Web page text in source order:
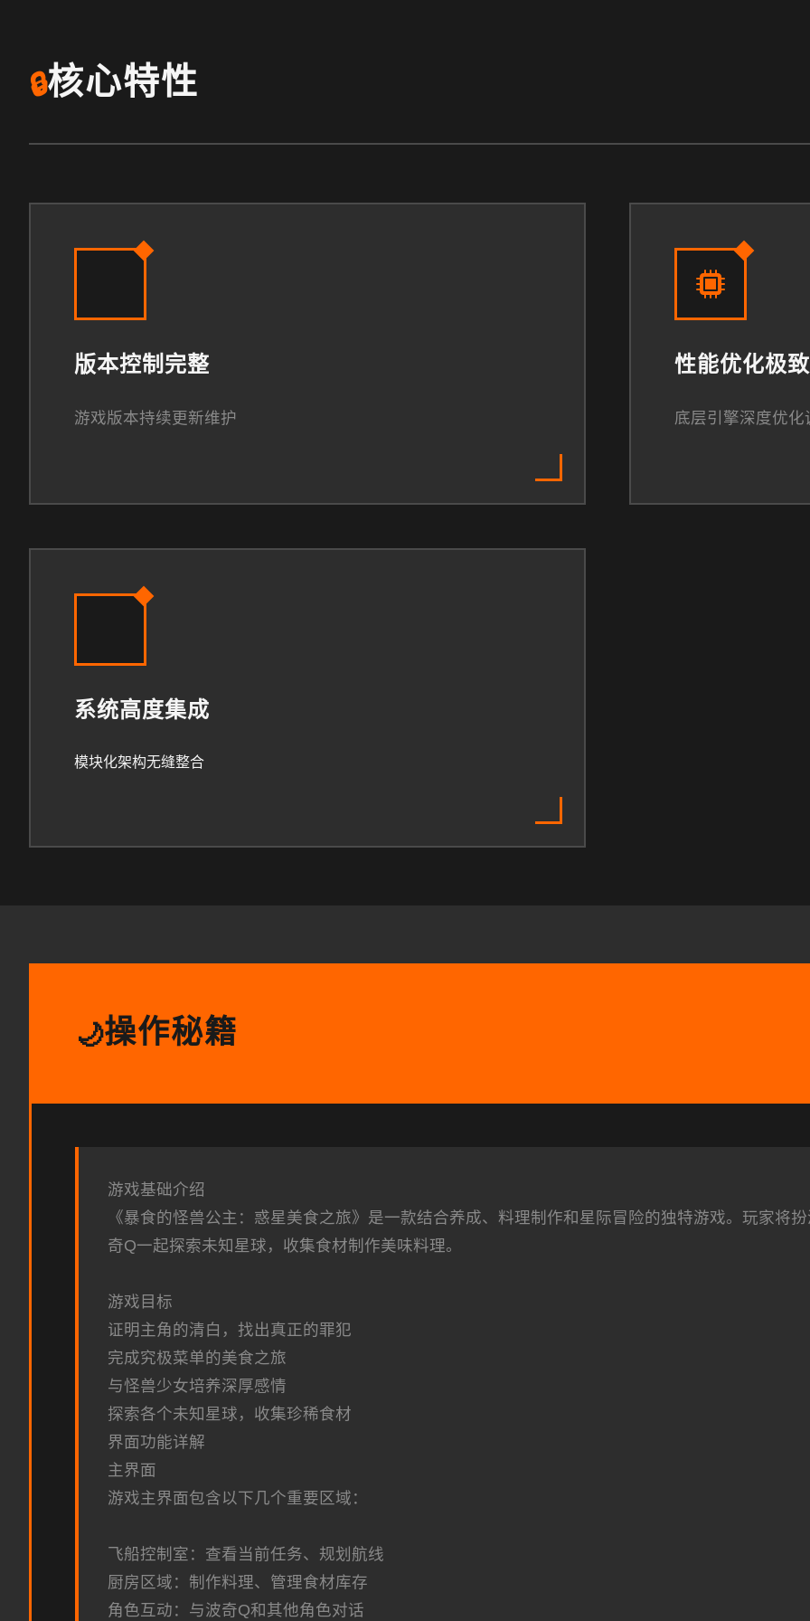
🔒核心特性
版本控制完整
游戏版本持续更新维护
性能优化极致
底层引擎深度优化
系统高度集成
模块化架构无缝整合
🌙操作秘籍
游戏基础介绍
《暴食的怪兽公主：惑星美食之旅》是一款结合养成、料理制作和星际冒险的独特游戏。玩家将
奇Q一起探索未知星球，收集食材制作美味料理。
游戏目标
证明主角的清白，找出真正的罪犯
完成究极菜单的美食之旅
与怪兽少女培养深厚感情
探索各个未知星球，收集珍稀食材
界面功能详解
主界面
游戏主界面包含以下几个重要区域：
飞船控制室：查看当前任务、规划航线
厨房区域：制作料理、管理食材库存
角色互动：与波奇Q和其他角色对话